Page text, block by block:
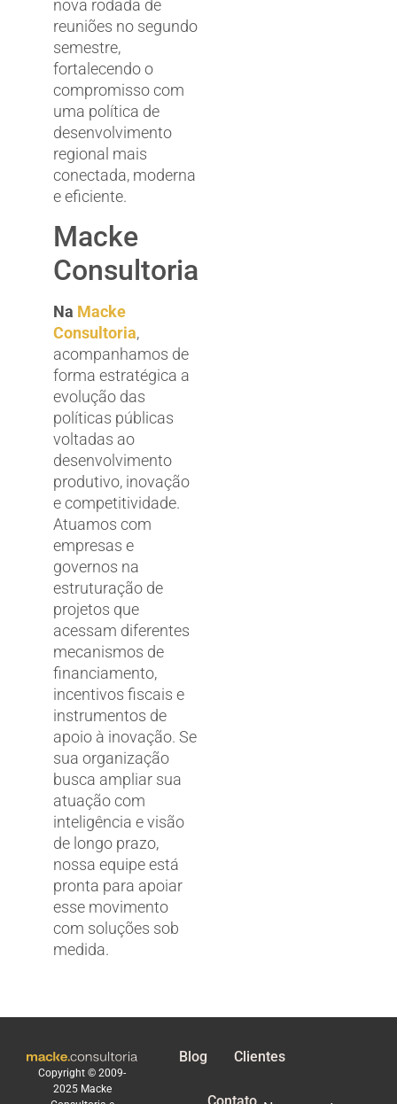
nova rodada de
reuniões no segundo
semestre,
fortalecendo o
compromisso com
uma política de
desenvolvimento
regional mais
conectada, moderna
e eficiente.
Macke
Consultoria
Na Macke
Consultoria,
acompanhamos de
forma estratégica a
evolução das
políticas públicas
voltadas ao
desenvolvimento
produtivo, inovação
e competitividade.
Atuamos com
empresas e
governos na
estruturação de
projetos que
acessam diferentes
mecanismos de
financiamento,
incentivos fiscais e
instrumentos de
apoio à inovação. Se
sua organização
busca ampliar sua
atuação com
inteligência e visão
de longo prazo,
nossa equipe está
pronta para apoiar
esse movimento
com soluções sob
medida.
Copyright © 2009-
2025 Macke
Blog Clientes